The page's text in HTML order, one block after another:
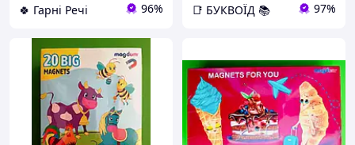
🍀 Гарні Речі 96% 📑 БУКВОЇД 📚 97%